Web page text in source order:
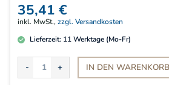
35,41 €
inkl. MwSt.,zzgl. Versandkosten
Lieferzeit: 11Werktage (Mo-Fr)
IN DEN WARENKORB